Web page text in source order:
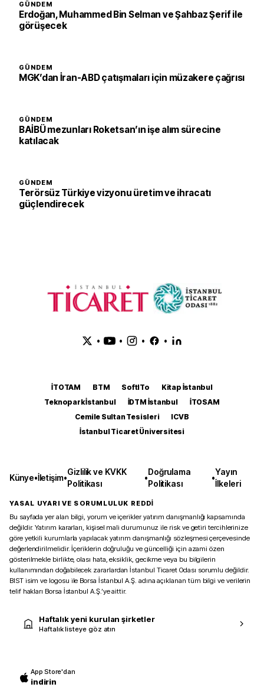
GÜNDEM
Erdoğan, Muhammed Bin Selman ve Şahbaz Şerif ile
görüşecek
GÜNDEM
MGK’dan İran-ABD çatışmaları için müzakere çağrısı
GÜNDEM
BAİBÜ mezunları Roketsan’ın işe alım sürecine
katılacak
GÜNDEM
Terörsüz Türkiye vizyonu üretim ve ihracatı
güçlendirecek
• • • •
İTOTAM BTM SoftITo
Kitap İstanbul
Teknopark İstanbul
İDTM İstanbul
İTOSAM
Cemile Sultan Tesisleri
ICVB
İstanbul Ticaret Üniversitesi
Künye•İletişim•
Gizlilik ve KVKK
Politikası
•
Doğrulama
Politikası
•
Yayın
İlkeleri
YASAL UYARI VE SORUMLULUK REDDİ
Bu sayfada yer alan bilgi, yorum ve içerikler yatırım danışmanlığı kapsamında
değildir. Yatırım kararları, kişisel mali durumunuz ile risk ve getiri tercihlerinize
göre yetkili kurumlarla yapılacak yatırım danışmanlığı sözleşmesi çerçevesinde
değerlendirilmelidir. İçeriklerin doğruluğu ve güncelliği için azami özen
gösterilmekle birlikte, olası hata, eksiklik, gecikme veya bu bilgilerin
kullanımından doğabilecek zararlardan İstanbul Ticaret Odası sorumlu değildir.
BIST isim ve logosu ile Borsa İstanbul A.Ş. adına açıklanan tüm bilgi ve verilerin
telif hakları Borsa İstanbul A.Ş.’ye aittir.
Haftalık yeni kurulan şirketler
Haftalık listeye göz atın
App Store'dan
indirin